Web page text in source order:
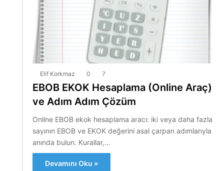
Elif Korkmaz 0 7
EBOB EKOK Hesaplama (Online Araç)
ve Adım Adım Çözüm
Online EBOB ekok hesaplama aracı: iki veya daha fazla
sayının EBOB ve EKOK değerini asal çarpan adımlarıyla
anında bulun. Kurallar,…
Devamını Oku »